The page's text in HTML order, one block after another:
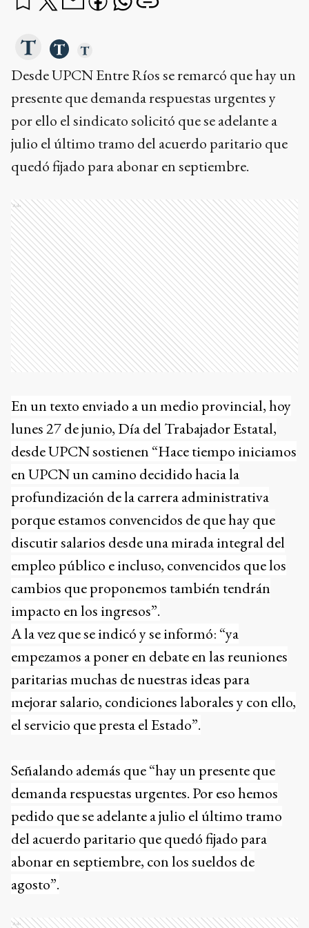
Desde UPCN Entre Ríos se remarcó que hay un
presente que demanda respuestas urgentes y
por ello el sindicato solicitó que se adelante a
julio el último tramo del acuerdo paritario que
quedó fijado para abonar en septiembre.
Ads
En un texto enviado a un medio provincial, hoy
lunes 27 de junio, Día del Trabajador Estatal,
desde UPCN sostienen “Hace tiempo iniciamos
en UPCN un camino decidido hacia la
profundización de la carrera administrativa
porque estamos convencidos de que hay que
discutir salarios desde una mirada integral del
empleo público e incluso, convencidos que los
cambios que proponemos también tendrán
impacto en los ingresos”.
A la vez que se indicó y se informó: “ya
empezamos a poner en debate en las reuniones
paritarias muchas de nuestras ideas para
mejorar salario, condiciones laborales y con ello,
el servicio que presta el Estado”.
Señalando además que “hay un presente que
demanda respuestas urgentes. Por eso hemos
pedido que se adelante a julio el último tramo
del acuerdo paritario que quedó fijado para
abonar en septiembre, con los sueldos de
agosto”.
Ads